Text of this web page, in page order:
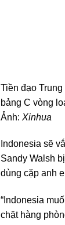
Tiền đạo
bảng C vòng
Ảnh: Xinhua
Indonesia sẽ
Sandy Walsh
dùng cặp anh
“Indonesia
chặt hàng